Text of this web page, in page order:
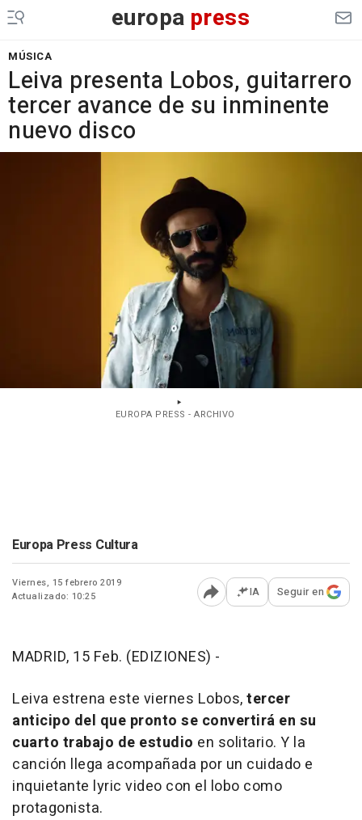
europa press
MÚSICA
Leiva presenta Lobos, guitarrero
tercer avance de su inminente
nuevo disco
EUROPA PRESS - ARCHIVO
Europa Press Cultura
Viernes, 15 febrero 2019
Actualizado: 10:25
Abrir opciones para
IA Seguir en
MADRID, 15 Feb. (EDIZIONES) -
Leiva estrena este viernes Lobos,tercer
anticipo del que pronto se convertirá en su
cuarto trabajo de estudio en solitario. Y la
canción llega acompañada por un cuidado e
inquietante lyric video con el lobo como
protagonista.